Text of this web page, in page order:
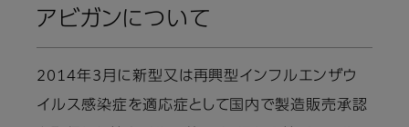
アビガンについて
2014年3月に新型又は再興型インフルエンザウ
イルス感染症を適応症として国内で製造販売承認